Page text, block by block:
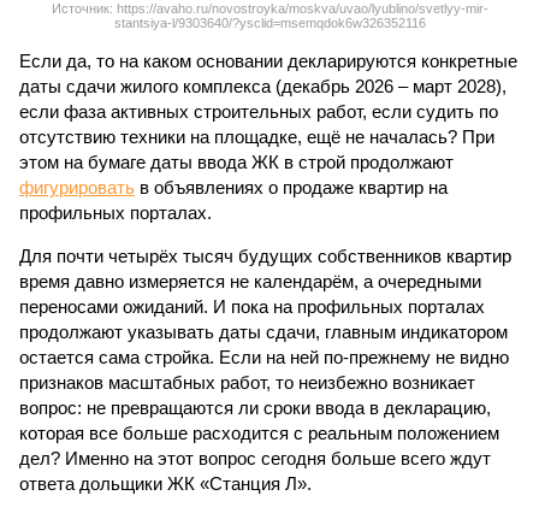
Источник: https://avaho.ru/novostroyka/moskva/uvao/lyublino/svetlyy-mir-
stantsiya-l/9303640/?ysclid=msemqdok6w326352116
Если да, то на каком основании декларируются конкретные
даты сдачи жилого комплекса (декабрь 2026 – март 2028),
если фаза активных строительных работ, если судить по
отсутствию техники на площадке, ещё не началась? При
этом на бумаге даты ввода ЖК в строй продолжают
фигурировать в объявлениях о продаже квартир на
профильных порталах.
Для почти четырёх тысяч будущих собственников квартир
время давно измеряется не календарём, а очередными
переносами ожиданий. И пока на профильных порталах
продолжают указывать даты сдачи, главным индикатором
остается сама стройка. Если на ней по-прежнему не видно
признаков масштабных работ, то неизбежно возникает
вопрос: не превращаются ли сроки ввода в декларацию,
которая все больше расходится с реальным положением
дел? Именно на этот вопрос сегодня больше всего ждут
ответа дольщики ЖК «Станция Л».